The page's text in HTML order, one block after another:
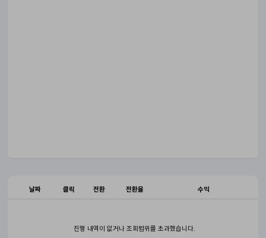
날짜 클릭 전환 전환율 수익
진행 내역이 없거나 조회범위를 초과했습니다.